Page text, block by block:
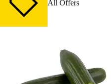
All Offers